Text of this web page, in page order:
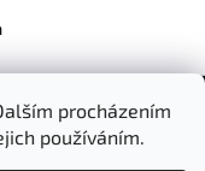
procházením
používáním.